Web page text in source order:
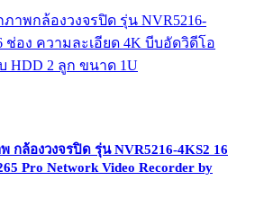
กล้องวงจรปิด รุ่น NVR5216-4KS2 16
Pro Network Video Recorder by